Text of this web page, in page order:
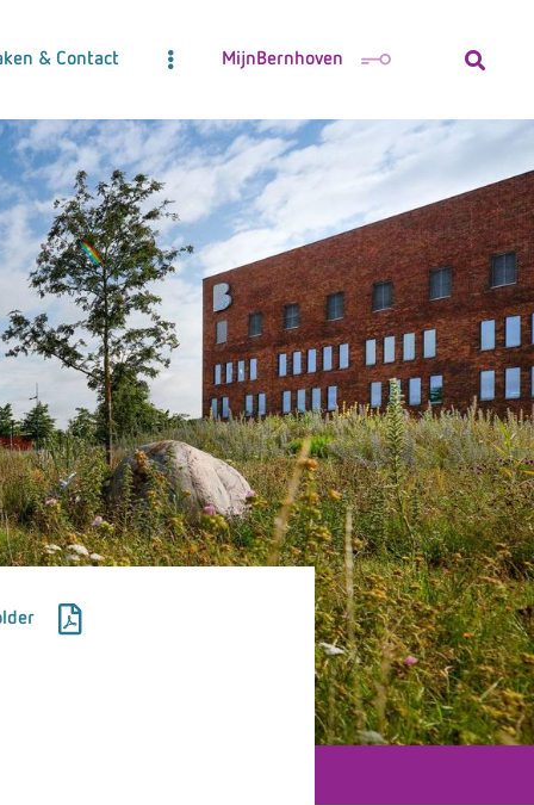
& Contact MijnBernhoven